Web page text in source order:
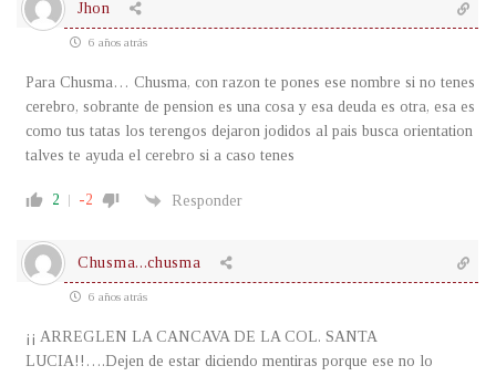
Jhon
6 años atrás
Para Chusma… Chusma, con razon te pones ese nombre si no tenes
cerebro, sobrante de pension es una cosa y esa deuda es otra, esa es
como tus tatas los terengos dejaron jodidos al pais busca orientation
talves te ayuda el cerebro si a caso tenes
2 -2 Responder
Chusma...chusma
6 años atrás
¡¡ ARREGLEN LA CANCAVA DE LA COL. SANTA
LUCIA!!….Dejen de estar diciendo mentiras porque ese no lo